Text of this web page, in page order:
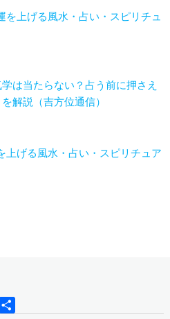
を上げる風水・占い・スピリチュ
は当たらない？占う前に押さえ
解説（吉方位通信）
上げる風水・占い・スピリチュア
有